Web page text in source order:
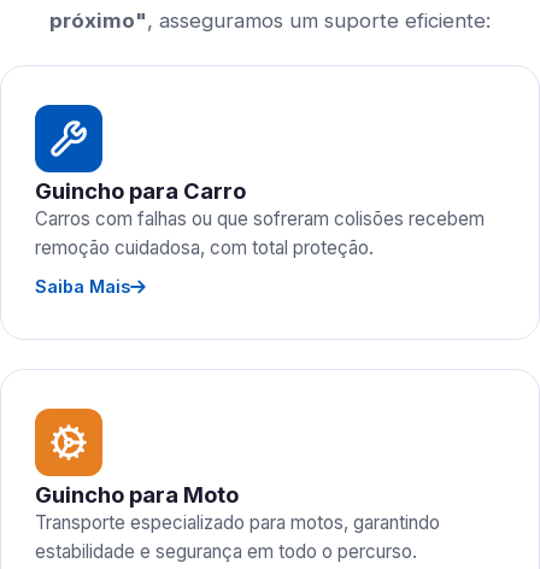
próximo", asseguramos um suporte eficiente:
Guincho para Carro
Carros com falhas ou que sofreram colisões recebem
remoção cuidadosa, com total proteção.
Saiba Mais
Guincho para Moto
Transporte especializado para motos, garantindo
estabilidade e segurança em todo o percurso.